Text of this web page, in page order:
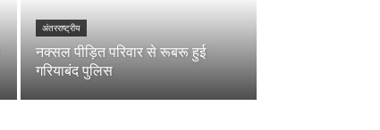
अंतरराष्ट्रीय
नक्सल पीड़ित परिवार से रूबरू हुई
गरियाबंद पुलिस